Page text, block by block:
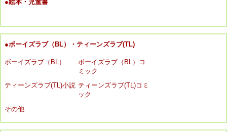
●絵本・児童書
●ボーイズラブ（BL）・ティーンズラブ(TL)
ボーイズラブ（BL）
ボーイズラブ（BL）コ
ミック
ティーンズラブ(TL)小説 ティーンズラブ(TL)コミ
ック
その他